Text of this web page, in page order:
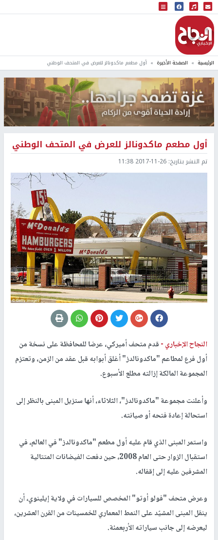
البث المباشر
إذاعة النجاح
الرئيسية الصفحة الأخيرة أول مطعم ماكدونالز للعرض في المتحف الوطني
أول مطعم ماكدونالز للعرض في المتحف الوطني
تم النشر بتاريخ: 2017-11-26 11:38
النجاح الإخباري -قدم متحف أميركي، عرضا للمحافظة على نسخة من
أول فرع لمطاعم "ماكدونالدز" أغلق أبوابه قبل عقد من الزمن، وتعتزم
المجموعة المالكة إزالته مطلع الأسبوع.
وأعلنت مجموعة "ماكدونالدز"، الثلاثاء، أنها ستزيل المبنى بالنظر إلى
استحالة إعادة فتحه أو صيانته.
واستمر المبنى الذي قام عليه أول مطعم "ماكدونالدز" في العالم، في
استقبال الزوار حتى العام 2008، حين دفعت الفيضانات المتتالية
المشرفين عليه إلى إقفاله.
وعرض متحف "فولو أوتو" المخصص للسيارات في ولاية إيلينوي، أن
ينقل المبنى المشيّد على النمط المعماري للخمسينات من القرن العشرين،
ليعرضه إلى جانب سياراته الأربعمئة.